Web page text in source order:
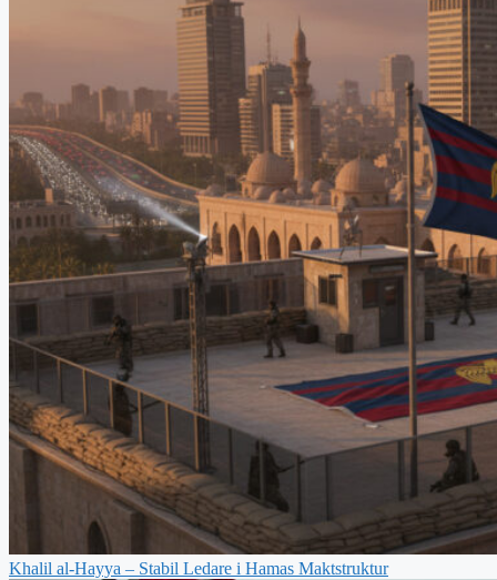
Khalil al-Hayya – Stabil Ledare i Hamas Maktstruktur